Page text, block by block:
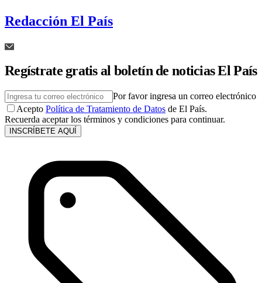
Redacción El País
Regístrate gratis al boletín de noticias El País
Por favor ingresa un correo electrónico
Acepto Política de Tratamiento de Datos de El País.
Recuerda aceptar los términos y condiciones para continuar.
INSCRÍBETE AQUÍ